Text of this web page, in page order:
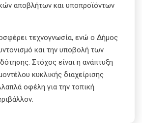
αποβλήτων και υποπροϊόντων
τεχνογνωσία, ενώ ο Δήμος
και την υποβολή των
Στόχος είναι η ανάπτυξη
κυκλικής διαχείρισης
οφέλη για την τοπική